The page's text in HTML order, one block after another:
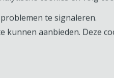
te signaleren.
aanbieden. Deze